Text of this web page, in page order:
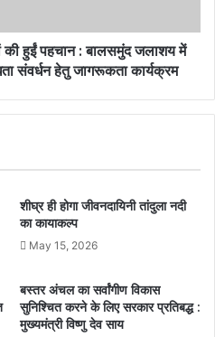
की हुईं पहचान : बालसमुंद जलाशय में
संवर्धन हेतु जागरूकता कार्यक्रम
शीघ्र ही होगा जीवनदायिनी तांदुला नदी
का कायाकल्प
May 15, 2026
बस्तर अंचल का सर्वांगीण विकास
सुनिश्चित करने के लिए सरकार प्रतिबद्ध :
मुख्यमंत्री विष्णु देव साय